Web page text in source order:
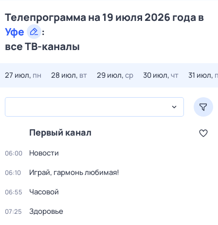
Телепрограмма на 19 июля 2026 года в
Уфе
:
все ТВ-каналы
27 июл, пн 28 июл, вт 29 июл,ср 30 июл,чт 31 июл,
Первый канал
06:00 Новости
06:10 Играй, гармонь любимая!
06:55 Часовой
07:25 Здоровье